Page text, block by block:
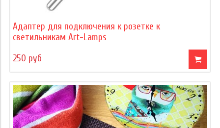
Адаптер для подключения к розетке к
светильникам Art-Lamps
250 руб